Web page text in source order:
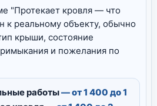
"Протекает кровля — что
к реальному объекту, обычно
крыши, состояние
и пожелания по
работы— от 1 400 до 1